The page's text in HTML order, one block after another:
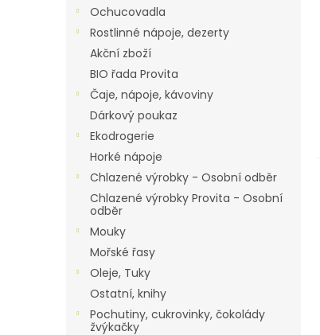
Ochucovadla
Rostlinné nápoje, dezerty
Akční zboží
BIO řada Provita
Čaje, nápoje, kávoviny
Dárkový poukaz
Ekodrogerie
Horké nápoje
Chlazené výrobky - Osobní odběr
Chlazené výrobky Provita - Osobní
odběr
Mouky
Mořské řasy
Oleje, Tuky
Ostatní, knihy
Pochutiny, cukrovinky, čokolády
žvýkačky